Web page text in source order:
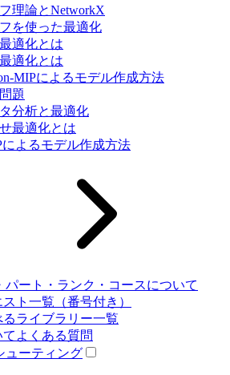
理論とNetworkX
を使った最適化
適化とは
適化とは
MIPによるモデル作成方法
題
分析と最適化
最適化とは
によるモデル作成方法
パート・ランク・コースについて
ト一覧（番号付き）
るライブラリー一覧
てよくある質問
ューティング